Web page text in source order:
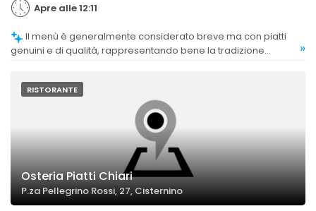
Apre alle 12:11
genuini e di qualità, rappresentando bene la tradizione
»
RISTORANTE
Osteria Piatti Chiari
P.za Pellegrino Rossi, 27, Cisternino